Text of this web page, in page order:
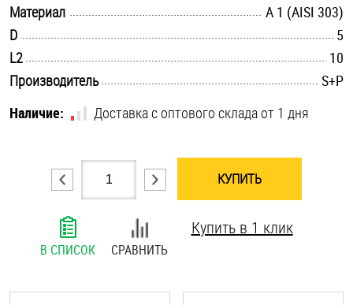
Шайбы
Шпильки
Материал
А 1 (AISI 303)
D
5
L2
10
Производитель
S+P
Наличие:
Доставка с оптового склада от 1 дня
КУПИТЬ
В СПИСОК СРАВНИТЬ
Купить в 1 клик